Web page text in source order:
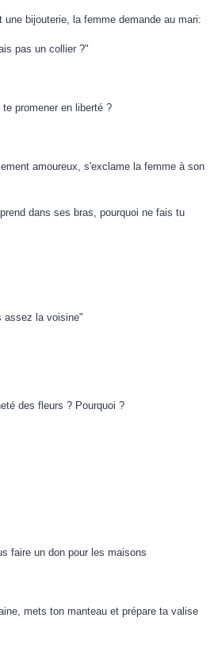
bijouterie, la femme demande au mari:
pas un collier ?"
promener en liberté ?
amoureux, s'exclame la femme à son
dans ses bras, pourquoi ne fais tu
assez la voisine"
des fleurs ? Pourquoi ?
faire un don pour les maisons
mets ton manteau et prépare ta valise